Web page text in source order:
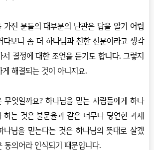
가진 분들의 대부분의 난관은 답을 알기 어렵
다보니 좀 더 하나님과 친한 신분이라고 생각
서 결정에 대한 조언을 듣기도 합니다. 그렇지
해결되는 것이 아니지요.
무엇일까요? 하나님을 믿는 사람들에게 하나
하는 것은 불문율과 같은 너무나 당연한 과제
나님을 믿는다는 것은 하나님의 뜻대로 살겠
동의어라 인식되기 때문입니다.